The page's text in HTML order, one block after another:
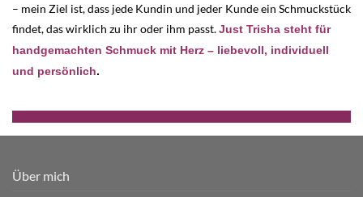
– mein Ziel ist, dass jede Kundin und jeder Kunde ein Schmuckstück
findet, das wirklich zu ihr oder ihm passt.Just Trisha steht für
handgemachten Schmuck mit Herz – liebevoll, individuell
und persönlich.
Über mich